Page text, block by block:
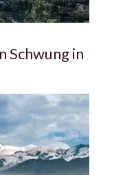
Schwung in